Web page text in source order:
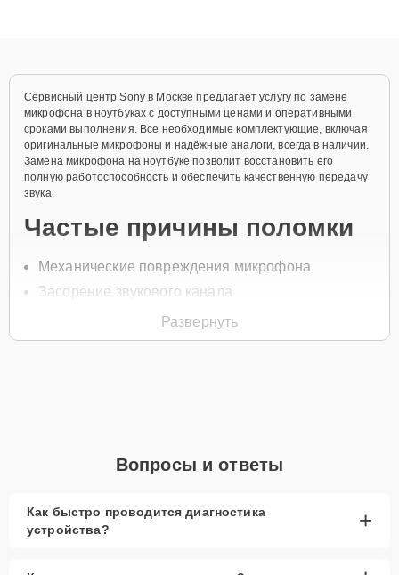
Сервисный центр Sony в Москве предлагает услугу по замене
микрофона в ноутбуках с доступными ценами и оперативными
сроками выполнения. Все необходимые комплектующие, включая
оригинальные микрофоны и надёжные аналоги, всегда в наличии.
Замена микрофона на ноутбуке позволит восстановить его
полную работоспособность и обеспечить качественную передачу
звука.
Частые причины поломки
Механические повреждения микрофона
Засорение звукового канала
Попадание влаги в устройство
Главные особенности
сервиса
Развернуть
Вопросы и ответы
Как быстро проводится диагностика
устройства?
+